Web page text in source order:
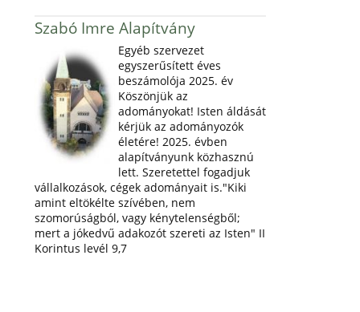
Szabó Imre Alapítvány
Egyéb szervezet
egyszerűsített éves
beszámolója 2025. év
Köszönjük az
adományokat! Isten áldását
kérjük az adományozók
életére! 2025. évben
alapítványunk közhasznú
lett. Szeretettel fogadjuk
vállalkozások, cégek adományait is."Kiki
amint eltökélte szívében, nem
szomorúságból, vagy kénytelenségből;
mert a jókedvű adakozót szereti az Isten" II
Korintus levél 9,7